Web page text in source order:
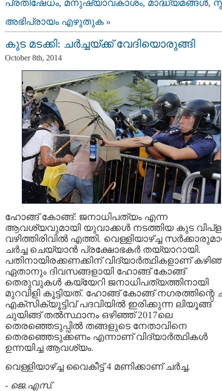
പ്രതിഷേധം, മനുഷ്യാവകാശം, മാദ്ധ്യമങ്ങള്‍,
അഭിപ്രായം എഴുതുക »
കുട മടക്കി: ചർച്ചയ്ക്ക് വേദിയൊരുങ്ങി
October 8th, 2014
ഹോങ്ങ് കോങ്ങ്: ജനാധിപത്യം എന്ന
ആവശ്യവുമായി യുവാക്കൾ നടത്തിയ കുട
വഴിത്തിരിവിൽ എത്തി. വെള്ളിയാഴ്ച്ച
ചർച്ച ചെയ്യാൻ പ്രക്ഷോഭകർ തയ്യാറായി.
പതിനായിരക്കണക്കിന് വിദ്യാർത്ഥികളാണ്
ഏതാനും ദിവസങ്ങളായി ഹോങ്ങ് കോങ്ങ്
തെരുവുകൾ കയ്യേറി ജനാധിപത്യത്തിനായി
മുറവിളി കൂട്ടിയത്. ഹോങ്ങ് കോങ്ങ് നഗരത്തിന്റെ
എക്സിക്യൂട്ടിവ് പദവിയിൽ ഇരിക്കുന്ന ലിയൂങ്ങ്
ചുയിങ്ങ് തൽസ്ഥാനം ഒഴിഞ്ഞ് 2017ലെ
തെരഞ്ഞെടുപ്പിൽ തങ്ങളുടെ നേതാവിനെ
തെരഞ്ഞെടുക്കണം എന്നാണ് വിദ്യാർത്ഥികൾ
ഉന്നയിച്ച ആവശ്യം.
വെള്ളിയാഴ്ച്ച വൈകീട്ട് 4 മണിക്കാണ് ചർച്ച.
- ജെ.എസ്.